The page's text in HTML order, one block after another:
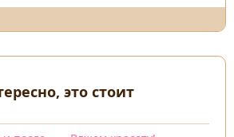
это стоит